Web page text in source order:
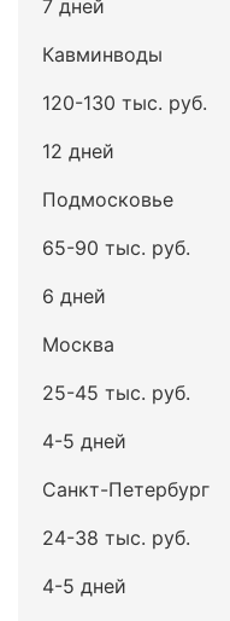
7 дней
Кавминводы
120-130 тыс. руб.
12 дней
Подмосковье
65-90 тыс. руб.
6 дней
Москва
25-45 тыс. руб.
4-5 дней
Санкт-Петербург
24-38 тыс. руб.
4-5 дней